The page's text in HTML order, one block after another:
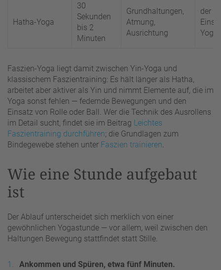
Hatha-Yoga
30
Sekunden
bis 2
Minuten
Grundhaltungen,
Atmung,
Ausrichtung
der
Yoga
Faszien-Yoga liegt damit zwischen Yin-Yoga und
klassischem Faszientraining: Es hält länger als Hatha,
arbeitet aber aktiver als Yin und nimmt Elemente auf, die im
Yoga sonst fehlen — federnde Bewegungen und den
Einsatz von Rolle oder Ball. Wer die Technik des Ausrollens
im Detail sucht, findet sie im Beitrag Leichtes
Faszientraining durchführen; die Grundlagen zum
Bindegewebe stehen unter Faszien trainieren
Wie eine Stunde aufgebaut
ist
Der Ablauf unterscheidet sich merklich von einer
gewöhnlichen Yogastunde — vor allem, weil zwischen den
Haltungen Bewegung stattfindet statt Stille.
Ankommen und Spüren, etwa fünf Minuten.